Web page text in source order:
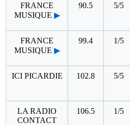
FRANCE
MUSIQUE ▶
90.5 5/5
FRANCE
MUSIQUE ▶
99.4 1/5
ICI PICARDIE 102.8 5/5
LA RADIO
CONTACT
106.5 1/5